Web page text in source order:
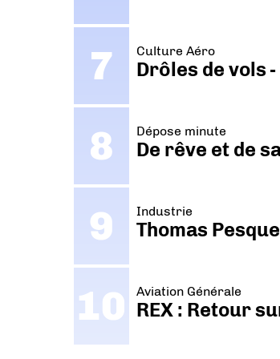
Culture Aéro
Drôles de vols
Dépose minute
De rêve et de
Industrie
Thomas
Aviation Générale
REX : Retour